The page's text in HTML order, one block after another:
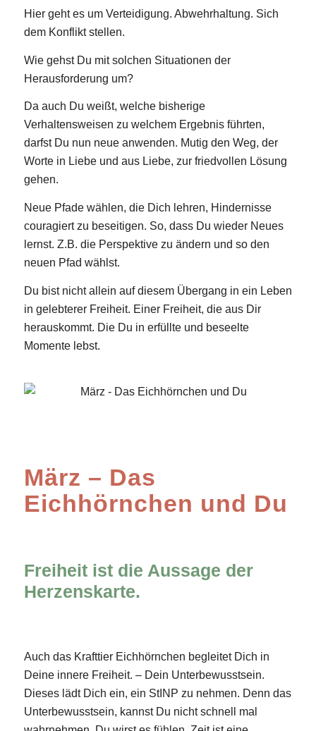
Hier geht es um Verteidigung. Abwehrhaltung. Sich
dem Konflikt stellen.
Wie gehst Du mit solchen Situationen der
Herausforderung um?
Da auch Du weißt, welche bisherige
Verhaltensweisen zu welchem Ergebnis führten,
darfst Du nun neue anwenden. Mutig den Weg, der
Worte in Liebe und aus Liebe, zur friedvollen Lösung
gehen.
Neue Pfade wählen, die Dich lehren, Hindernisse
couragiert zu beseitigen. So, dass Du wieder Neues
lernst. Z.B. die Perspektive zu ändern und so den
neuen Pfad wählst.
Du bist nicht allein auf diesem Übergang in ein Leben
in gelebterer Freiheit. Einer Freiheit, die aus Dir
herauskommt. Die Du in erfüllte und beseelte
Momente lebst.
März – Das
Eichhörnchen und Du
Freiheit ist die Aussage der
Herzenskarte.
Auch das Krafttier Eichhörnchen begleitet Dich in
Deine innere Freiheit. – Dein Unterbewusstsein.
Dieses lädt Dich ein, ein StINP zu nehmen. Denn das
Unterbewusstsein, kannst Du nicht schnell mal